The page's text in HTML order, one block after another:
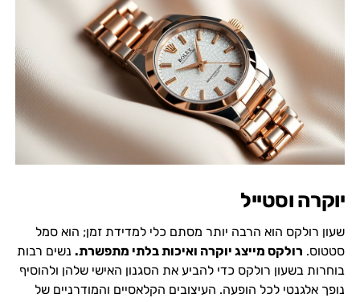
יוקרה וסטייל
שעון רולקס הוא הרבה יותר מסתם כלי למדידת זמן; הוא סמל
סטטוס. רולקס מייצג יוקרה ואיכות בלתי מתפשרת.נשים רבות
בוחרות בשעון רולקס כדי להביע את הסגנון האישי שלהן ולהוסיף
נופך אלגנטי לכל הופעה. העיצובים הקלאסיים והמודרניים של